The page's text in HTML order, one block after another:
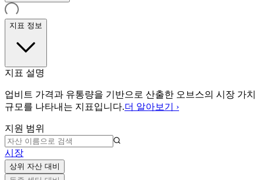
지표 정보
지표 설명
업비트 가격과 유통량을 기반으로 산출한 오브스의 시장 가치
규모를 나타내는 지표입니다.더 알아보기 ›
지원 범위
시장
상위 자산 대비